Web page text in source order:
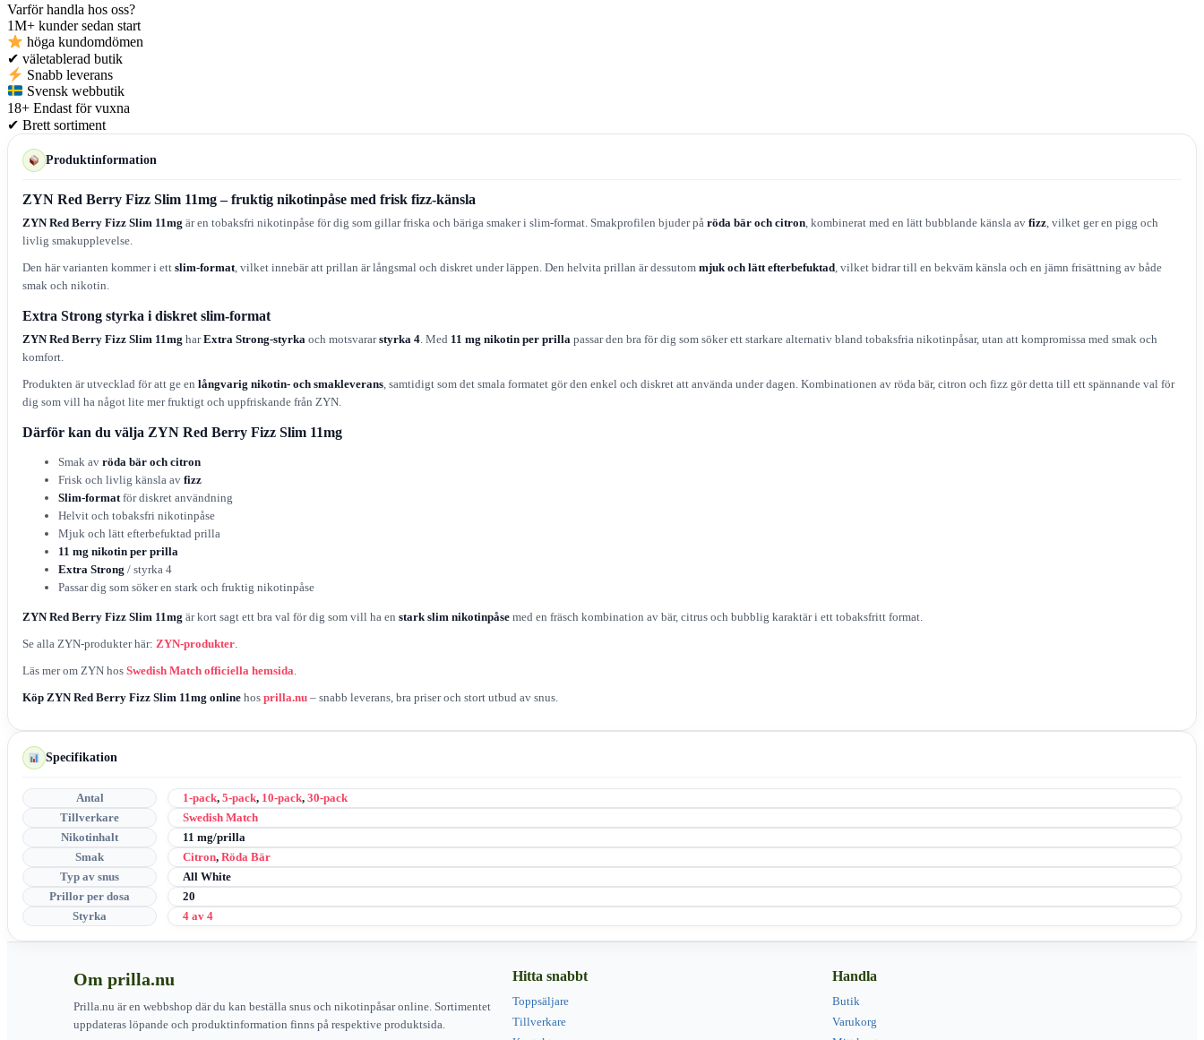
Varför handla hos oss?
1M+ kunder sedan start
höga kundomdömen
✔ väletablerad butik
Snabb leverans
Svensk webbutik
18+ Endast för vuxna
✔ Brett sortiment
Produktinformation
ZYN Red Berry Fizz Slim 11mg – fruktig nikotinpåse med frisk fizz-känsla
ZYN Red Berry Fizz Slim 11mg är en tobaksfri nikotinpåse för dig som gillar friska och bäriga smaker i slim-format. Smakprofilen bjuder på röda bär och citron , kombinerat med en lätt bubblande känsla av fizz , vilket ger en pigg och
livlig smakupplevelse.
Den här varianten kommer i ett slim-format , vilket innebär att prillan är långsmal och diskret under läppen. Den helvita prillan är dessutom mjuk och lätt efterbefuktad , vilket bidrar till en bekväm känsla och en jämn frisättning av både
smak och nikotin.
Extra Strong styrka i diskret slim-format
ZYN Red Berry Fizz Slim 11mg harExtra Strong-styrka och motsvararstyrka 4 . Med 11 mg nikotin per prilla passar den bra för dig som söker ett starkare alternativ bland tobaksfria nikotinpåsar, utan att kompromissa med smak och
komfort.
Produkten är utvecklad för att ge en långvarig nikotin- och smakleverans , samtidigt som det smala formatet gör den enkel och diskret att använda under dagen. Kombinationen av röda bär, citron och fizz gör detta till ett spännande val för
dig som vill ha något lite mer fruktigt och uppfriskande från ZYN.
Därför kan du välja ZYN Red Berry Fizz Slim 11mg
Smak av röda bär och citron
Frisk och livlig känsla av fizz
Slim-format för diskret användning
Helvit och tobaksfri nikotinpåse
Mjuk och lätt efterbefuktad prilla
11 mg nikotin per prilla
Extra Strong / styrka 4
Passar dig som söker en stark och fruktig nikotinpåse
ZYN Red Berry Fizz Slim 11mg är kort sagt ett bra val för dig som vill ha en stark slim nikotinpåse med en fräsch kombination av bär, citrus och bubblig karaktär i ett tobaksfritt format.
Se alla ZYN-produkter här: ZYN-produkter
Läs mer om ZYN hos Swedish Match officiella hemsida
Köp ZYN Red Berry Fizz Slim 11mg online hos prilla.nu – snabb leverans, bra priser och stort utbud av snus.
Specifikation
Antal 1-pack, 5-pack, 10-pack, 30-pack
Tillverkare
Swedish Match
Nikotinhalt
11 mg/prilla
Smak
Citron, Röda Bär
Typ av snus
All White
Prillor per dosa
20
Styrka
4 av 4
Om prilla.nu
Prilla.nu är en webbshop där du kan beställa snus och nikotinpåsar online. Sortimentet
uppdateras löpande och produktinformation finns på respektive produktsida.
Hitta snabbt
Toppsäljare
Tillverkare
Handla
Butik
Varukorg